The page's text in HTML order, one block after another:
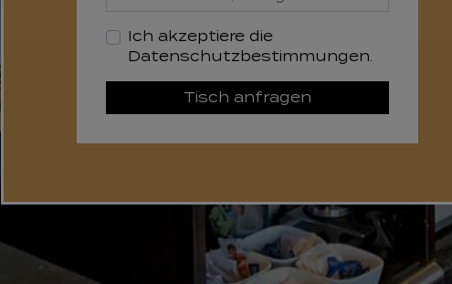
Ich akzeptiere die
Datenschutz­bestimmungen.
Tisch anfragen